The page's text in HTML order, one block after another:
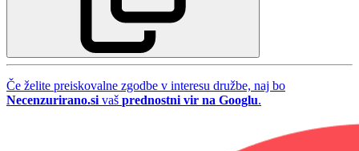
Če želite preiskovalne zgodbe v interesu družbe, naj bo
Necenzurirano.si vaš prednostni vir na Googlu.